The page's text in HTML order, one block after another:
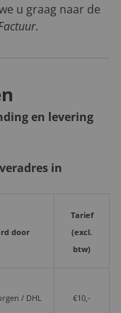
u graag naar de
.
en levering
in
door
Tarief
(excl.
btw)
/ DHL €10,-